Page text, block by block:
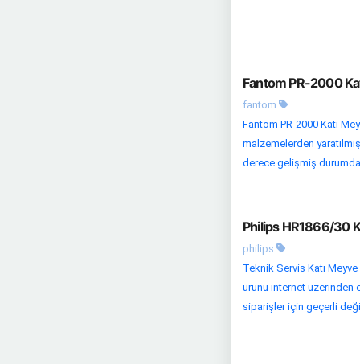
Fantom PR-2000
fantom
Fantom PR-2000 Katı
malzemelerden
derece gelişmiş
Philips HR1866/30
philips
Teknik Servis Katı
ürünü internet üzerinden
siparişler için geçerli